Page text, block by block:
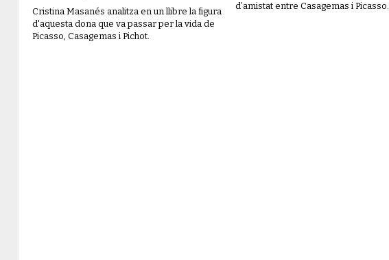
Cristina Masanés analitza en un llibre la figura
d'aquesta dona que va passar per la vida de
Picasso, Casagemas i Pichot.
d’amistat entre Casagemas i Picasso.